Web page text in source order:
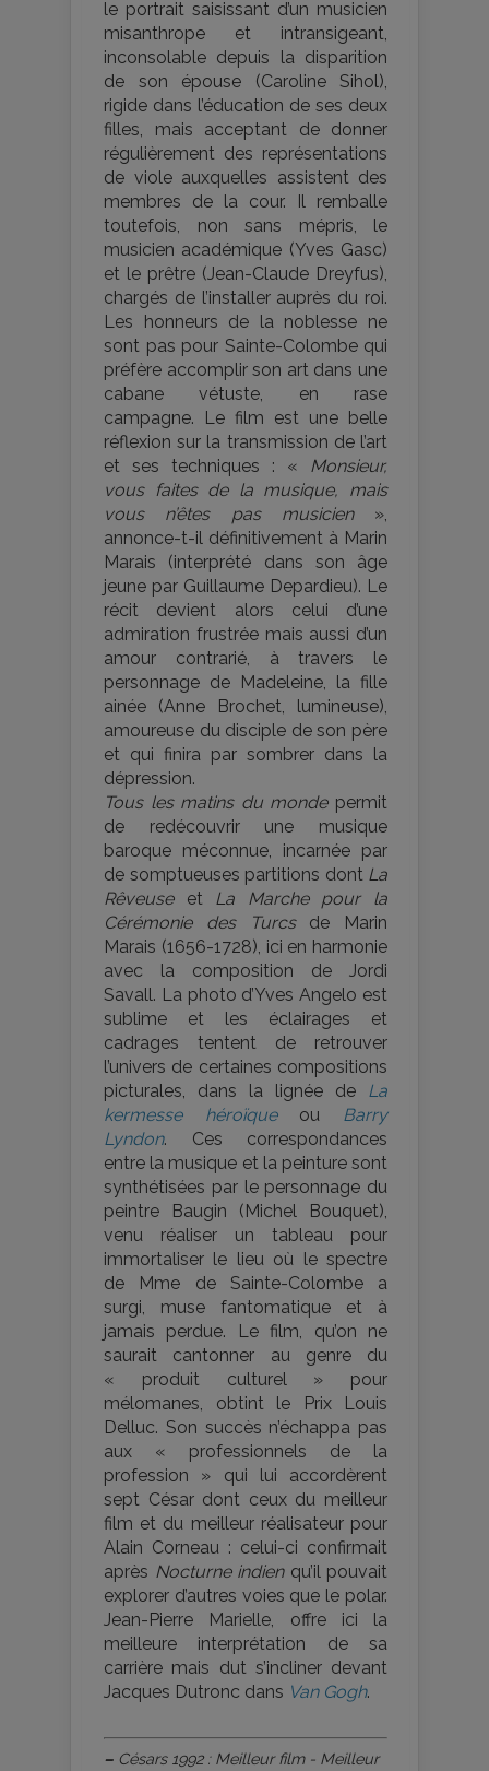
le portrait saisissant d’un musicien
misanthrope et intransigeant,
inconsolable depuis la disparition
de son épouse (Caroline Sihol),
rigide dans l’éducation de ses deux
filles, mais acceptant de donner
régulièrement des représentations
de viole auxquelles assistent des
membres de la cour. Il remballe
toutefois, non sans mépris, le
musicien académique (Yves Gasc)
et le prêtre (Jean-Claude Dreyfus),
chargés de l’installer auprès du roi.
Les honneurs de la noblesse ne
sont pas pour Sainte-Colombe qui
préfère accomplir son art dans une
cabane vétuste, en rase
campagne. Le film est une belle
réflexion sur la transmission de l’art
et ses techniques : «
Monsieur,
vous faites de la musique, mais
vous n’êtes pas musicien»,
annonce-t-il définitivement à Marin
Marais (interprété dans son âge
jeune par Guillaume Depardieu). Le
récit devient alors celui d’une
admiration frustrée mais aussi d’un
amour contrarié, à travers le
personnage de Madeleine, la fille
ainée (Anne Brochet, lumineuse),
amoureuse du disciple de son père
et qui finira par sombrer dans la
dépression.
Tous les matins du mondepermit
de redécouvrir une musique
baroque méconnue, incarnée par
de somptueuses partitions dont La
Rêveuseet La Marche pour la
Cérémonie des Turcsde Marin
Marais (1656-1728), ici en harmonie
avec la composition de Jordi
Savall. La photo d’Yves Angelo est
sublime et les éclairages et
cadrages tentent de retrouver
l’univers de certaines compositions
picturales, dans la lignée de
La
kermesse héroïqueou
Barry
Lyndon. Ces correspondances
entre la musique et la peinture sont
synthétisées par le personnage du
peintre Baugin (Michel Bouquet),
venu réaliser un tableau pour
immortaliser le lieu où le spectre
de Mme de Sainte-Colombe a
surgi, muse fantomatique et à
jamais perdue. Le film, qu’on ne
saurait cantonner au genre du
« produit culturel » pour
mélomanes, obtint le Prix Louis
Delluc. Son succès n’échappa pas
aux « professionnels de la
profession » qui lui accordèrent
sept César dont ceux du meilleur
film et du meilleur réalisateur pour
Alain Corneau : celui-ci confirmait
après Nocturne indienqu’il pouvait
explorer d’autres voies que le polar.
Jean-Pierre Marielle, offre ici la
meilleure interprétation de sa
carrière mais dut s’incliner devant
Jacques Dutronc dans Van Gogh.
– Césars 1992 : Meilleur film - Meilleur